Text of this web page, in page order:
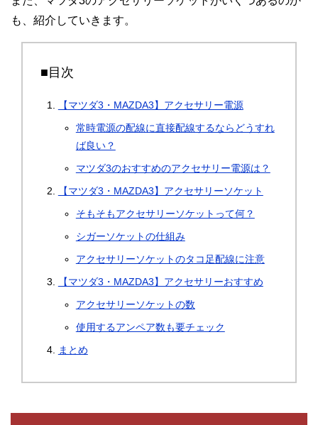
も、紹介していきます。
■目次
【マツダ3・MAZDA3】アクセサリー電源
常時電源の配線に直接配線するならどうすれ
ば良い？
マツダ3のおすすめのアクセサリー電源は？
【マツダ3・MAZDA3】アクセサリーソケット
そもそもアクセサリーソケットって何？
シガーソケットの仕組み
アクセサリーソケットのタコ足配線に注意
【マツダ3・MAZDA3】アクセサリーおすすめ
アクセサリーソケットの数
使用するアンペア数も要チェック
まとめ